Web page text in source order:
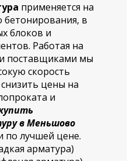
применяется на
бетонирования, в
блоков и
Работая на
поставщиками мы
скорость
цены на
и
у в Меньшово
по лучшей цене.
арматура)